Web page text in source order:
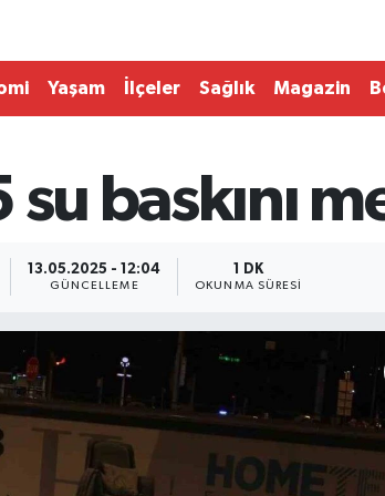
Yaşam İlçeler Sağlık Magazin
su baskını
13.05.2025 - 12:04
GÜNCELLEME
1 DK
OKUNMA SÜRESI